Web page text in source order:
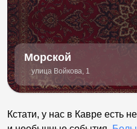
Морской
улица Войкова, 1
Кстати, у нас в Кавре есть